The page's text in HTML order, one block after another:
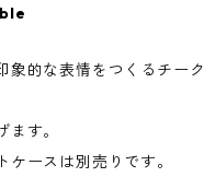
象的な表情をつくるチーク
す。
ースは別売りです。